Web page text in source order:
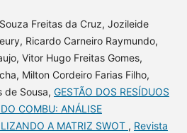
Freitas da Cruz, Jozileide
Ricardo Carneiro Raymundo,
Vitor Hugo Freitas Gomes,
Milton Cordeiro Farias Filho,
de Sousa, GESTÃO DOS RESÍDUOS
COMBU: ANÁLISE
A MATRIZ SWOT , Revista